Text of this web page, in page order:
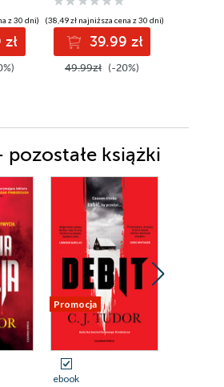
z 30 dni)
zł
(38,49 zł najniższa cena z 30 dni)
39.99 zł
49.99zł (-20%)
pozostałe książki
Promocja
ebook